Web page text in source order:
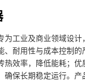
为工业及商业领域设
、耐用性与成本控制的
热效率，降低能耗；
确保长期稳定运行。产